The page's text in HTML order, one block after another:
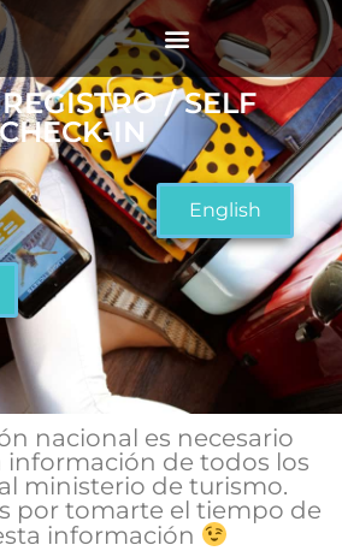
/ SELF
CHECK-IN
English
nacional es necesario
información de todos los
ministerio de turismo.
por tomarte el tiempo de
información